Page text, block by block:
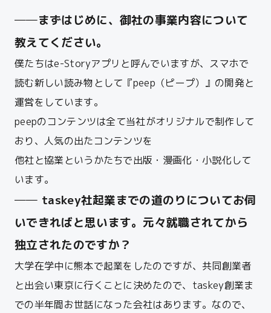
──まずはじめに、御社の事業内容について
教えてください。
僕たちはe-Storyアプリと呼んでいますが、スマホで
読む新しい読み物として『peep（ピープ）』の開発と
運営をしています。
peepのコンテンツは全て当社がオリジナルで制作して
おり、人気の出たコンテンツを
他社と協業というかたちで出版・漫画化・小説化して
います。
── taskey社起業までの道のりについてお伺
いできればと思います。元々就職されてから
独立されたのですか？
大学在学中に熊本で起業をしたのですが、共同創業者
と出会い東京に行くことに決めたので、taskey創業ま
での半年間お世話になった会社はあります。なので、